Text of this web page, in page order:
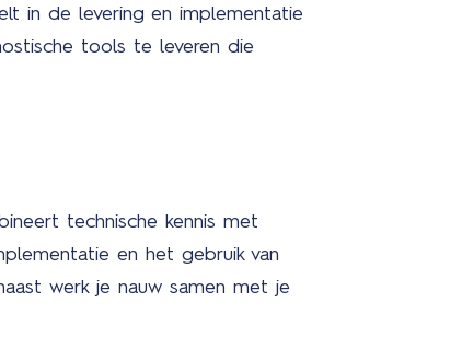
in de levering en implementatie
tools te leveren die
technische kennis met
en het gebruik van
werk je nauw samen met je